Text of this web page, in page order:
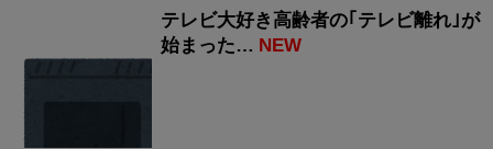
テレビ大好き高齢者の｢テレビ離れ｣が
始まった… NEW